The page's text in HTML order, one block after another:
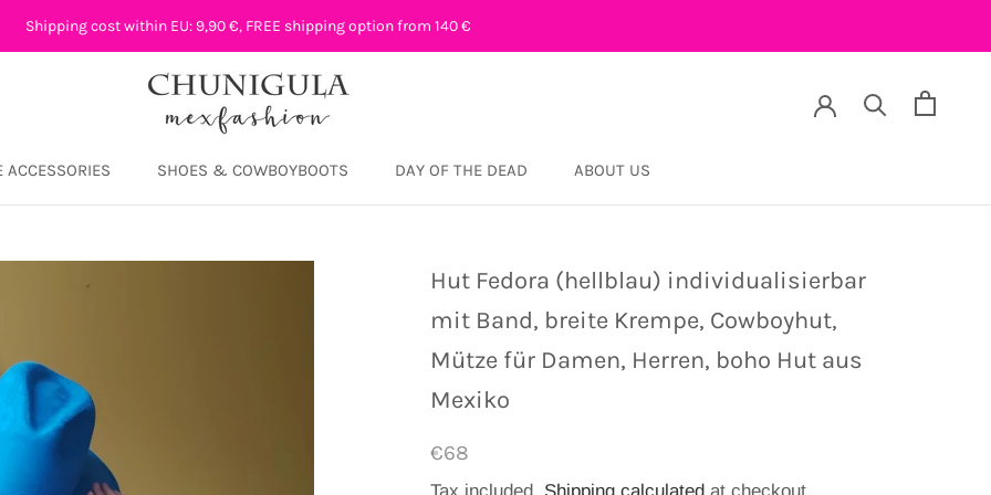
Shipping cost within EU: 9,90 €, FREE shipping option from 140 €
ACCESSORIES SHOES & COWBOYBOOTS
DAY OF THE DEAD
ABOUT US
Hut Fedora (hellblau) individualisierbar
mit Band, breite Krempe, Cowboyhut,
Mütze für Damen, Herren, boho Hut aus
Mexiko
€68